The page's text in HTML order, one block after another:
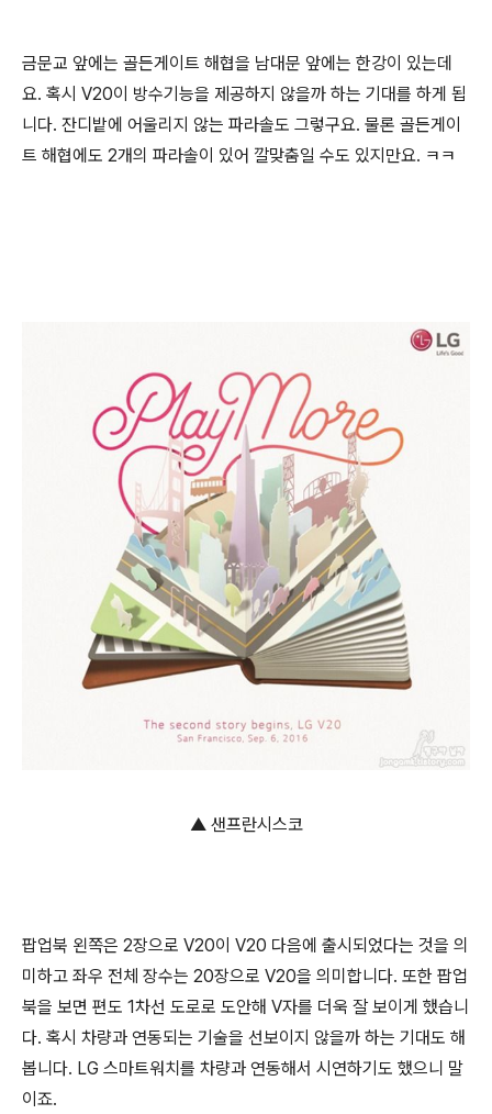
금문교 앞에는 골든게이트 해협을 남대문 앞에는 한강이 있는데
요. 혹시 V20이 방수기능을 제공하지 않을까 하는 기대를 하게 됩
니다. 잔디밭에 어울리지 않는 파라솔도 그렇구요. 물론 골든게이
트 해협에도 2개의 파라솔이 있어 깔맞춤일 수도 있지만요. ㅋㅋ
▲ 샌프란시스코
팝업북 왼쪽은 2장으로 V20이 V20 다음에 출시되었다는 것을 의
미하고 좌우 전체 장수는 20장으로 V20을 의미합니다. 또한 팝업
북을 보면 편도 1차선 도로로 도안해 V자를 더욱 잘 보이게 했습니
다. 혹시 차량과 연동되는 기술을 선보이지 않을까 하는 기대도 해
봅니다. LG 스마트워치를 차량과 연동해서 시연하기도 했으니 말
이죠.